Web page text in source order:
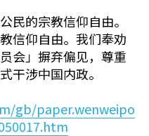
民的宗教信仰自由。
信仰自由。我们奉劝
会」摒弃偏见，尊重
干涉中国内政。
gb/paper.wenweipo